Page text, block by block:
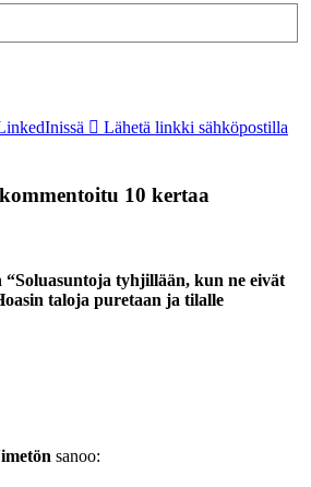
Lähetä linkki sähköpostilla
10 kertaa
“Soluasuntoja tyhjillään, kun ne eivät
taloja puretaan ja tilalle
sanoo: